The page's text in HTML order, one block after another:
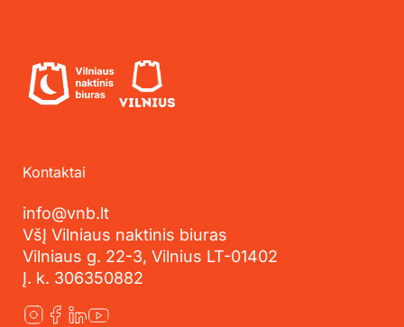
Kontaktai
info@vnb.lt
VšĮ Vilniaus naktinis biuras
Vilniaus g. 22-3, Vilnius LT-01402
Į. k. 306350882